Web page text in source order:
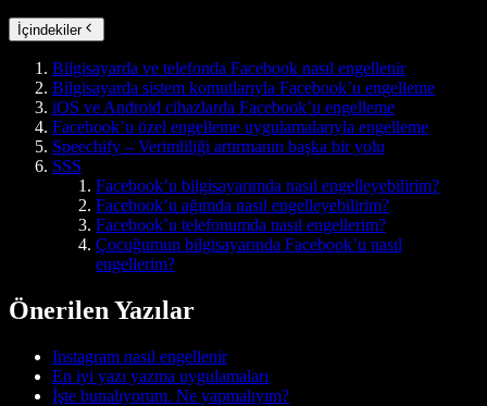
İçindekiler
Bilgisayarda ve telefonda Facebook nasıl engellenir
Bilgisayarda sistem komutlarıyla Facebook’u engelleme
iOS ve Android cihazlarda Facebook’u engelleme
Facebook’u özel engelleme uygulamalarıyla engelleme
Speechify – Verimliliği artırmanın başka bir yolu
SSS
Facebook’u bilgisayarımda nasıl engelleyebilirim?
Facebook’u ağımda nasıl engelleyebilirim?
Facebook’u telefonumda nasıl engellerim?
Çocuğumun bilgisayarında Facebook’u nasıl
engellerim?
Önerilen Yazılar
Instagram nasıl engellenir
En iyi yazı yazma uygulamaları
İşte bunalıyorum. Ne yapmalıyım?